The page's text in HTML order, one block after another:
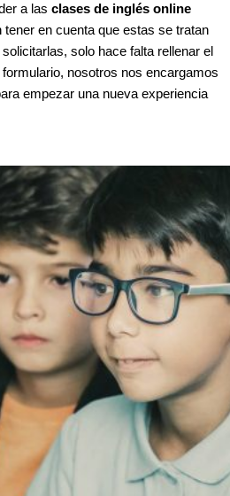
a las clases de inglés online
tener en cuenta que estas se tratan
solo hace falta rellenar el
nosotros nos encargamos
empezar una nueva experiencia